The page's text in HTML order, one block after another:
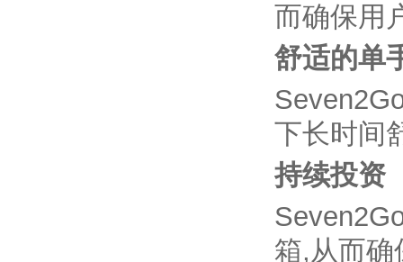
而确保用
舒适的单
下长时间
持续投资
箱,从而确